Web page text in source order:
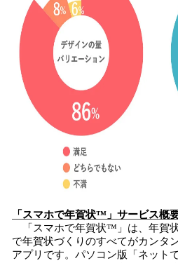
「スマホで年賀状™」サービス概
「スマホで年賀状™」は、年賀
で年賀状づくりのすべてがカンタ
アプリです。パソコン版「ネット